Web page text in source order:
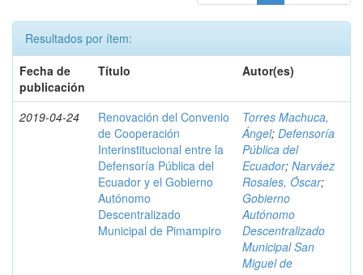
Resultados por ítem:
Fecha de
publicación
Título Autor(es)
2019-04-24
Renovación del Convenio
de Cooperación
Interinstitucional entre la
Defensoría Pública del
Ecuador y el Gobierno
Autónomo
Descentralizado
Municipal de Pimampiro
Torres Machuca,
Ángel; Defensoría
Pública del
Ecuador; Narváez
Rosales, Óscar;
Gobierno
Autónomo
Descentralizado
Municipal San
Miguel de